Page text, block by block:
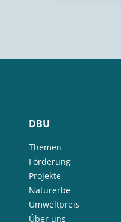
DBU
Themen
Förderung
Projekte
Naturerbe
Umweltpreis
Über uns